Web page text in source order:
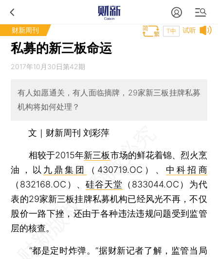
财新周刊 试听
T中
私募的新三板命运
2017年10月30日第42期
有人如愿通关，有人面临摘牌，29家新三板挂牌私募
机构将如何处理？
文｜财新周刊 刘彩萍
相较于2015年新三板市场的鲜花着锦、烈火烹
油，以 九鼎集团 （430719.OC）、 中科招商
（832168.OC）、 硅谷天堂
（833044.OC）为代
表的29家新三板挂牌私募机构已经风光不再，不仅
股价一路下挫，还由于各种违法违规问题受到监管
层的核查。
“都是定时炸弹。”据财新记者了解，监管当局